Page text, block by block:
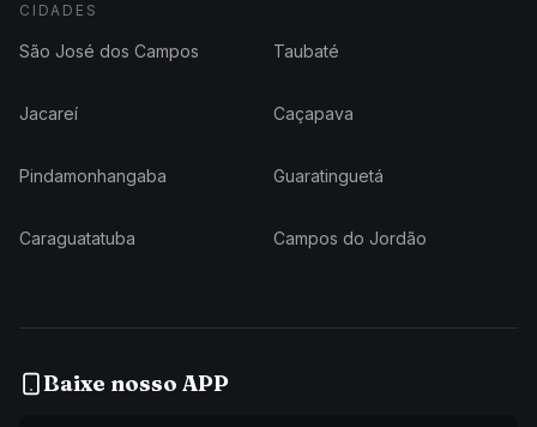
CIDADES
São José dos Campos Taubaté
Jacareí Caçapava
Pindamonhangaba Guaratinguetá
Caraguatatuba Campos do Jordão
Baixe nosso APP